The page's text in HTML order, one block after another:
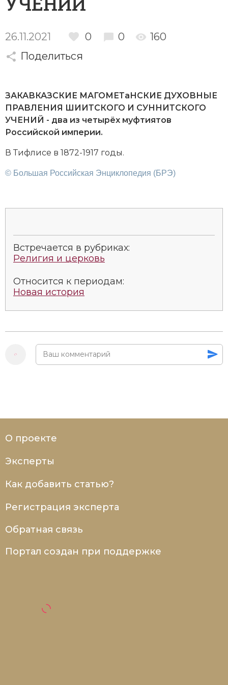
Генеалогия, геральдика
Историческая география и топонимика
История материальной и духовной культуры
История международных отношений
История, философия, теория и методология
исторического знания
Новейшая история
Нумизматика
Политическая история
Россия
Северная Америка
Социально-экономическая история
Специальные исторические дисциплины
СССР
Южная Америка
26.11.2021 0 0
160
Поделиться
ЗАКАВКАЗСКИЕ МАГОМЕТаНСКИЕ ДУХОВНЫЕ
ПРАВЛЕНИЯ ШИИТСКОГО И СУННИТСКОГО
УЧЕНИЙ - два из че­ты­рёх муф­тия­тов
Российской им­пе­рии.
В Тиф­ли­се в 1872-1917 годы.
© Большая Российская Энциклопедия (БРЭ)
Встречается в рубриках:
Религия и церковь
Относится к периодам:
Новая история
О проекте
Эксперты
Как добавить статью?
Регистрация эксперта
Обратная связь
Портал создан при поддержке